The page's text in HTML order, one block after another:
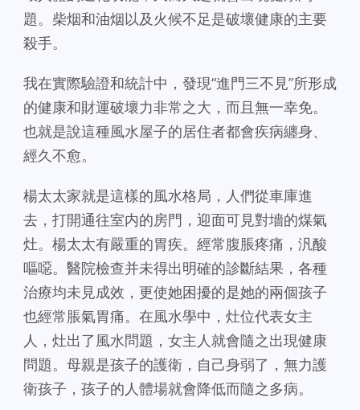
題。柴烟和油烟以及火候不足是破壞健康的主要
殺手。
我在實際驗證和統計中，發現“進門三不見”所形成
的健康和財運破壞力非常之大，而且無一幸免。
也就是說這種風水屋子的居住者都會疾病纏身、
經久不愈。
楊太太家就是這樣的風水格局，人們從車庫進
去，打開通往室内的房門，迎面可見對墻的煤氣
灶。楊太太有嚴重的胃疾。經常腹脹疼痛，汎酸
嘔噁。醫院檢查并未得出明確的診斷結果，各種
治療均未見成效，更使她困擾的是她的兩個孩子
也經常脹氣胃痛。在風水學中，灶位代表女主
人，灶出了風水問題，女主人就會隨之出現健康
問題。母親是孩子的護衛，自己身弱了，無力護
衛孩子，孩子的人體場就會降低而隨之多病。